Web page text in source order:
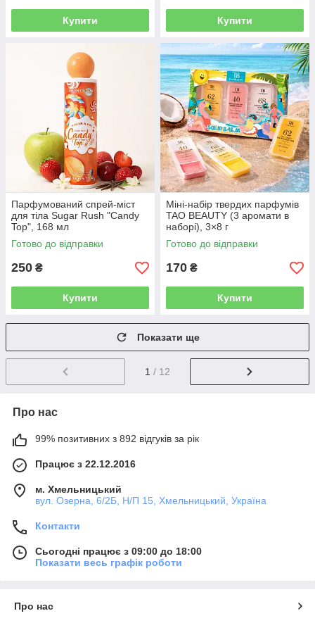
Купити Купити
Парфумований спрей-міст
для тіла Sugar Rush "Candy
Top", 168 мл
Готово до відправки
250 ₴
Купити
Міні-набір твердих парфумів
TAO BEAUTY (3 аромати в
наборі), 3×8 г
Готово до відправки
170 ₴
Купити
Показати ще
1 / 12
Про нас
99% позитивних з 892 відгуків за рік
Працює з 22.12.2016
м. Хмельницький
вул. Озерна, 6/2Б, Н/П 15, Хмельницький, Україна
Контакти
Сьогодні працює з 09:00 до 18:00
Показати весь графік роботи
Про нас